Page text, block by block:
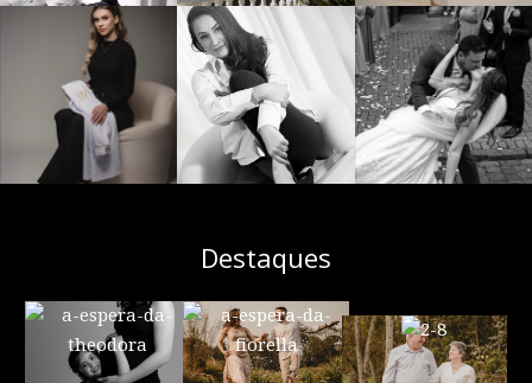
Destaques